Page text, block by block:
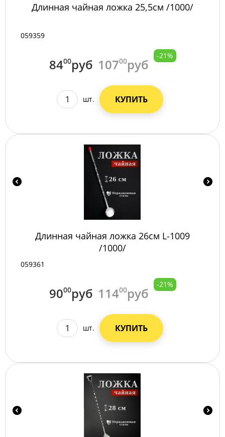
Длинная чайная ложка 25,5см /1000/
059359
8400руб 10700руб
-21%
шт. КУПИТЬ
Длинная чайная ложка 26см L-1009
/1000/
059361
9000руб 11400руб
-21%
шт. КУПИТЬ